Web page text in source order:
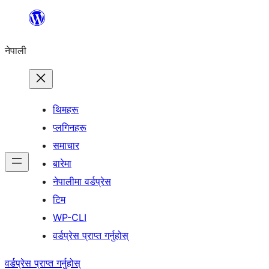
सामग्रीमा
नेपाली
थिमहरू
प्लगिनहरू
समाचार
बारेमा
नेपालीमा वर्डप्रेस
टिम
WP-CLI
वर्डप्रेस प्राप्त गर्नुहोस्
वर्डप्रेस प्राप्त गर्नुहोस्